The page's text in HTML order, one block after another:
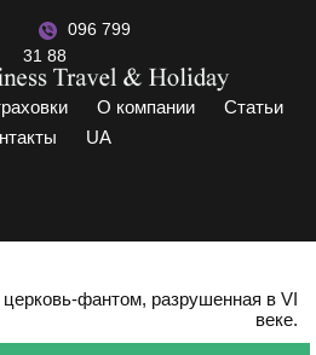
О компании
Статьи
UA
096 799
31 88
фантом, разрушенная в VI
веке.